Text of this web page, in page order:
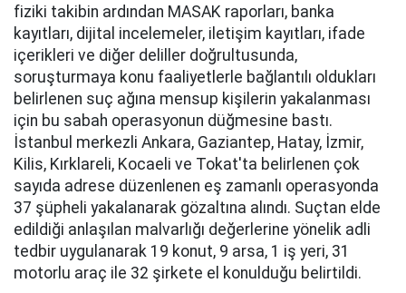
fiziki takibin ardından MASAK raporları, banka
kayıtları, dijital incelemeler, iletişim kayıtları, ifade
içerikleri ve diğer deliller doğrultusunda,
soruşturmaya konu faaliyetlerle bağlantılı oldukları
belirlenen suç ağına mensup kişilerin yakalanması
için bu sabah operasyonun düğmesine bastı.
İstanbul merkezli Ankara, Gaziantep, Hatay, İzmir,
Kilis, Kırklareli, Kocaeli ve Tokat'ta belirlenen çok
sayıda adrese düzenlenen eş zamanlı operasyonda
37 şüpheli yakalanarak gözaltına alındı. Suçtan elde
edildiği anlaşılan malvarlığı değerlerine yönelik adli
tedbir uygulanarak 19 konut, 9 arsa, 1 iş yeri, 31
motorlu araç ile 32 şirkete el konulduğu belirtildi.